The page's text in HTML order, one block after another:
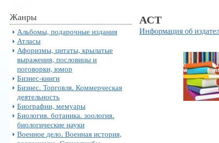
Жанры
Альбомы, подарочные издания
Атласы
Афоризмы, цитаты, крылатые
выражения, пословицы и
поговорки, юмор
Бизнес-книги
Бизнес. Торговля. Коммерческая
деятельность
Биографии, мемуары
Биология. ботаника. зоология.
биологические науки
Военное дело. Военная история,
АСТ
Информация об